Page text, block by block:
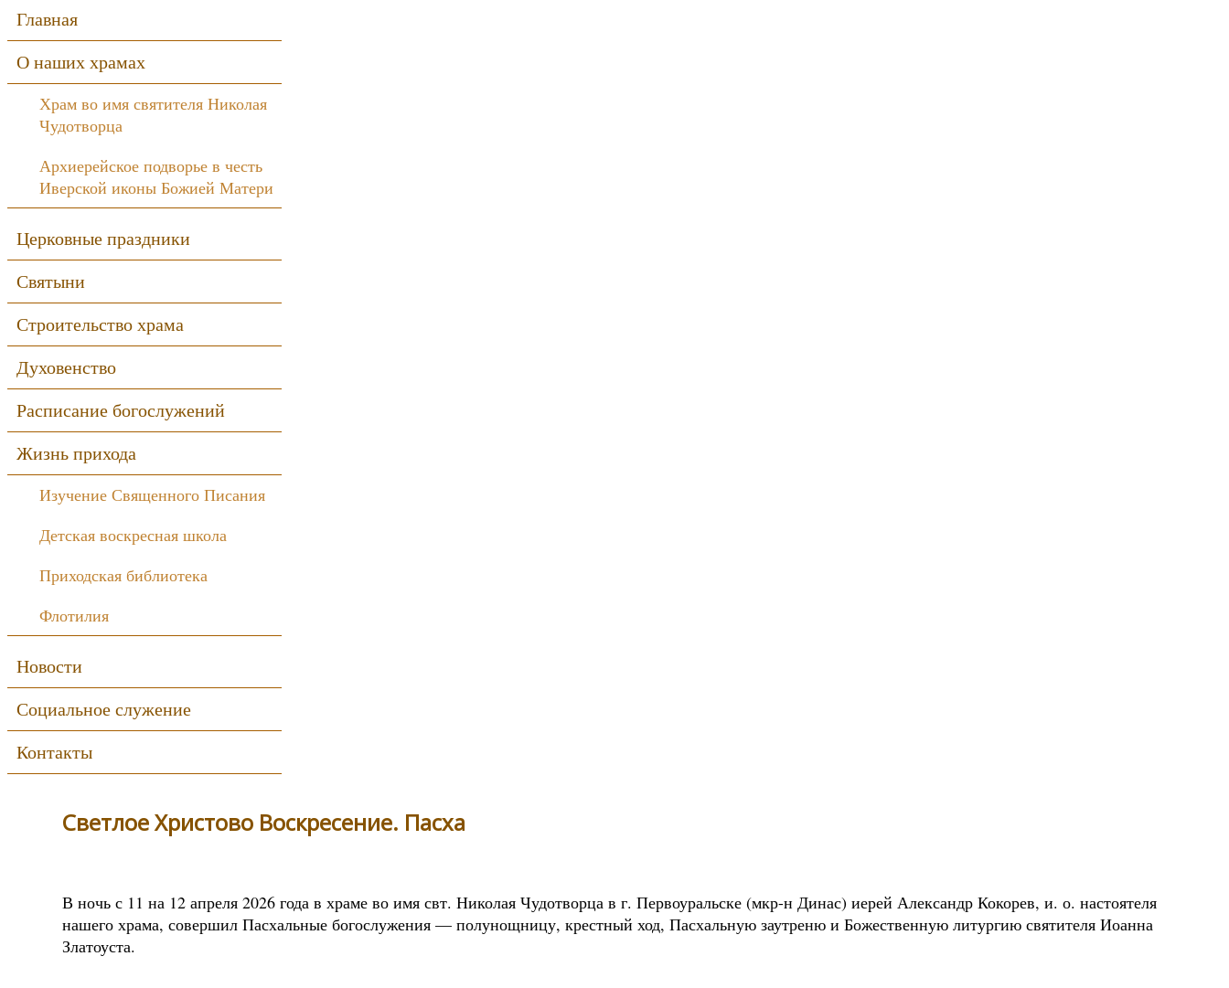
Sidebar
Главная
О наших храмах
Храм во имя святителя Николая
Чудотворца
Архиерейское подворье в честь
Иверской иконы Божией Матери
Церковные праздники
Святыни
Строительство храма
Духовенство
Расписание богослужений
Жизнь прихода
Изучение Священного Писания
Детская воскресная школа
Приходская библиотека
Флотилия
Новости
Социальное служение
Контакты
Светлое Христово Воскресение. Пасха
В ночь с 11 на 12 апреля 2026 года в храме во имя свт. Николая Чудотворца в г. Первоуральске (мкр-н Динас) иерей Александр Кокорев, и. о. настоятеля
нашего храма, совершил Пасхальные богослужения — полунощницу, крестный ход, Пасхальную заутреню и Божественную литургию святителя Иоанна
Златоуста.